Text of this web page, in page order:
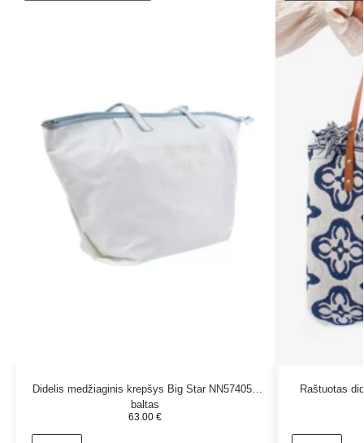
Didelis medžiaginis krepšys Big Star NN574050
baltas
63.00€
Raštuotas